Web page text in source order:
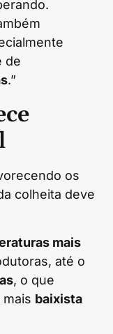
de
.”
os
colheita deve
mais
até o
, o que
baixista